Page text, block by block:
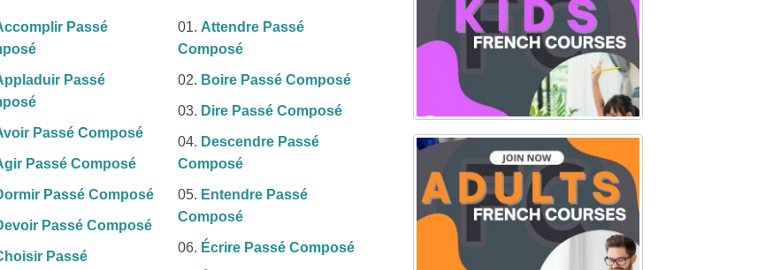
Passé
Passé
Passé Composé
Passé Composé
Passé Composé
Passé Composé
Passé
Attendre Passé
Composé
Boire Passé Composé
Dire Passé Composé
Descendre Passé
Composé
Entendre Passé
Composé
Écrire Passé Composé